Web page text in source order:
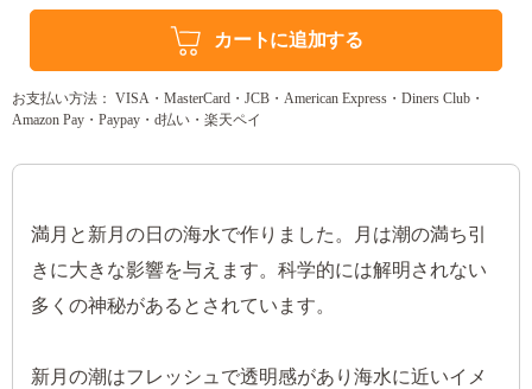
カートに追加する
お支払い方法： VISA・MasterCard・JCB・American Express・Diners Club・
Amazon Pay・Paypay・d払い・楽天ペイ
満月と新月の日の海水で作りました。月は潮の満ち引
きに大きな影響を与えます。科学的には解明されない
多くの神秘があるとされています。
新月の潮はフレッシュで透明感があり海水に近いイメ